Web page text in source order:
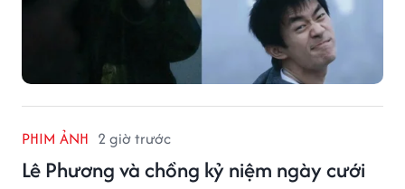
PHIM ẢNH 2 giờ trước
Lê Phương và chồng kỷ niệm ngày cưới